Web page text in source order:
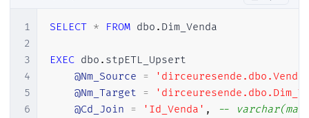
1
2
3
4
5
6
SELECT * FROM dbo . Dim_Venda
EXEC dbo . stpETL_Upsert
@Nm_Source =
@Nm_Target =
@Cd_Join = 'Id_Venda' ,
--